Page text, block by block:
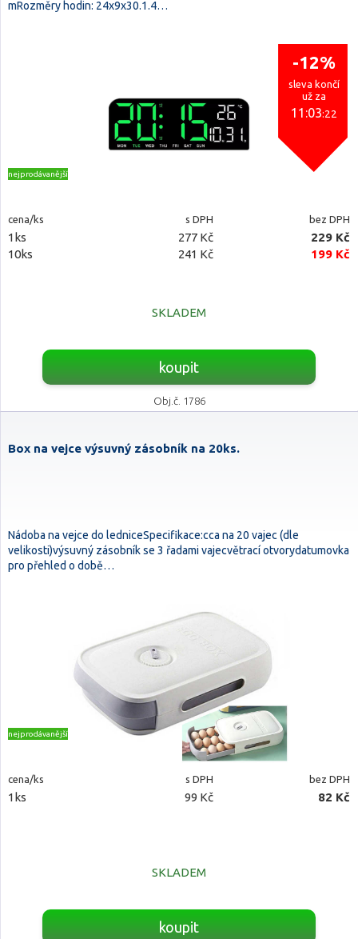
mRozměry hodin: 24x9x30.1.4…
-12%
sleva končí
už za
11:03:21
nejprodávanější
cena/ks s DPH bez DPH
1ks 277 Kč
229 Kč
10ks
241 Kč 199 Kč
SKLADEM
koupit
Obj.č. 1786
Box na vejce výsuvný zásobník na 20ks.
Nádoba na vejce do ledniceSpecifikace:cca na 20 vajec (dle
velikosti)výsuvný zásobník se 3 řadami vajecvětrací otvorydatumovka
pro přehled o době…
nejprodávanější
cena/ks s DPH bez DPH
1ks 99 Kč 82 Kč
SKLADEM
koupit